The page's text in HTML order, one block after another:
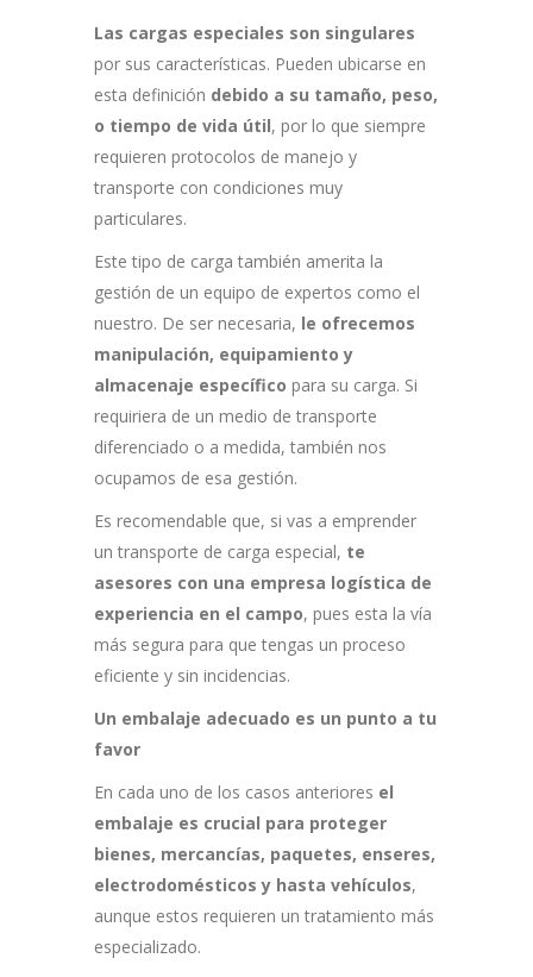
Las cargas especiales son singulares
por sus características. Pueden ubicarse en
esta definición debido a su tamaño, peso,
o tiempo de vida útil, por lo que siempre
requieren protocolos de manejo y
transporte con condiciones muy
particulares.
Este tipo de carga también amerita la
gestión de un equipo de expertos como el
nuestro. De ser necesaria, le ofrecemos
manipulación, equipamiento y
almacenaje específico para su carga. Si
requiriera de un medio de transporte
diferenciado o a medida, también nos
ocupamos de esa gestión.
Es recomendable que, si vas a emprender
un transporte de carga especial, te
asesores con una empresa logística de
experiencia en el campo, pues esta la vía
más segura para que tengas un proceso
eficiente y sin incidencias.
Un embalaje adecuado es un punto a tu
favor
En cada uno de los casos anteriores el
embalaje es crucial para proteger
bienes, mercancías, paquetes, enseres,
electrodomésticos y hasta vehículos,
aunque estos requieren un tratamiento más
especializado.